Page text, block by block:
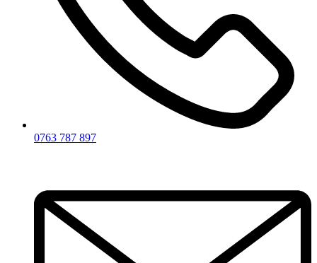
0763 787 897